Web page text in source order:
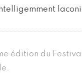
édition du